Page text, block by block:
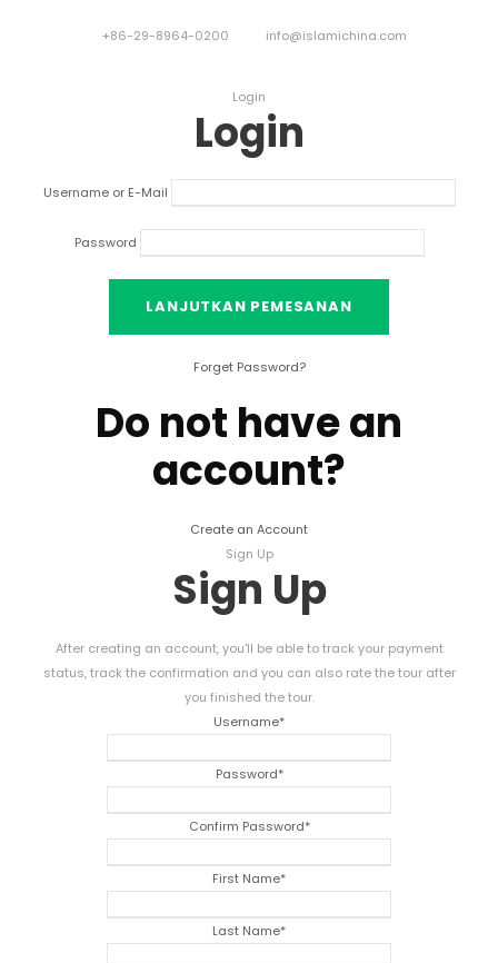
+86-29-8964-0200 info@islamichina.com
Login
Login
Username or E-Mail
Password
Forget Password?
Do not have an
account?
Create an Account
Sign Up
Sign Up
After creating an account,you'll be able to track your payment
status,track the confirmation and you can also rate the tour after
you finished the tour.
Username*
Password*
Confirm Password*
First Name*
Last Name*